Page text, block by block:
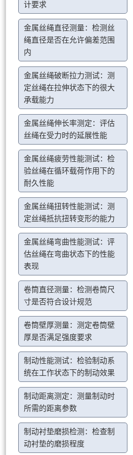
计要求
金属丝绳直径测量：检测丝
绳直径是否在允许偏差范围
内
金属丝绳破断拉力测试：测
定丝绳在拉伸状态下的很大
承载能力
金属丝绳伸长率测定：评估
丝绳在受力时的延展性能
金属丝绳疲劳性能测试：检
验丝绳在循环载荷作用下的
耐久性能
金属丝绳扭转性能测试：测
定丝绳抵抗扭转变形的能力
金属丝绳弯曲性能测试：评
估丝绳在弯曲状态下的性能
表现
卷筒直径测量：检测卷筒尺
寸是否符合设计规范
卷筒壁厚测量：测定卷筒壁
厚是否满足强度要求
制动性能测试：检验制动系
统在工作状态下的制动效果
制动距离测定：测量制动时
所需的距离参数
制动衬垫磨损检测：检查制
动衬垫的磨损程度